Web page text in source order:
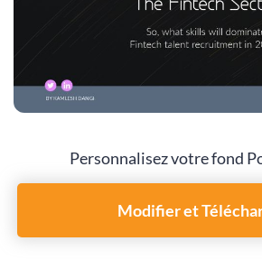
Personnalisez votre fond
Modifier et